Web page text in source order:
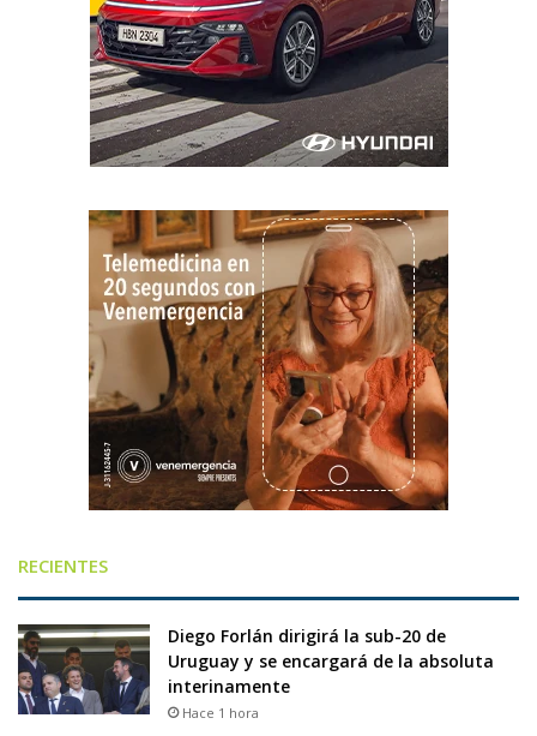
RECIENTES
Diego Forlán dirigirá la sub-20 de
Uruguay y se encargará de la absoluta
interinamente
Hace 1 hora